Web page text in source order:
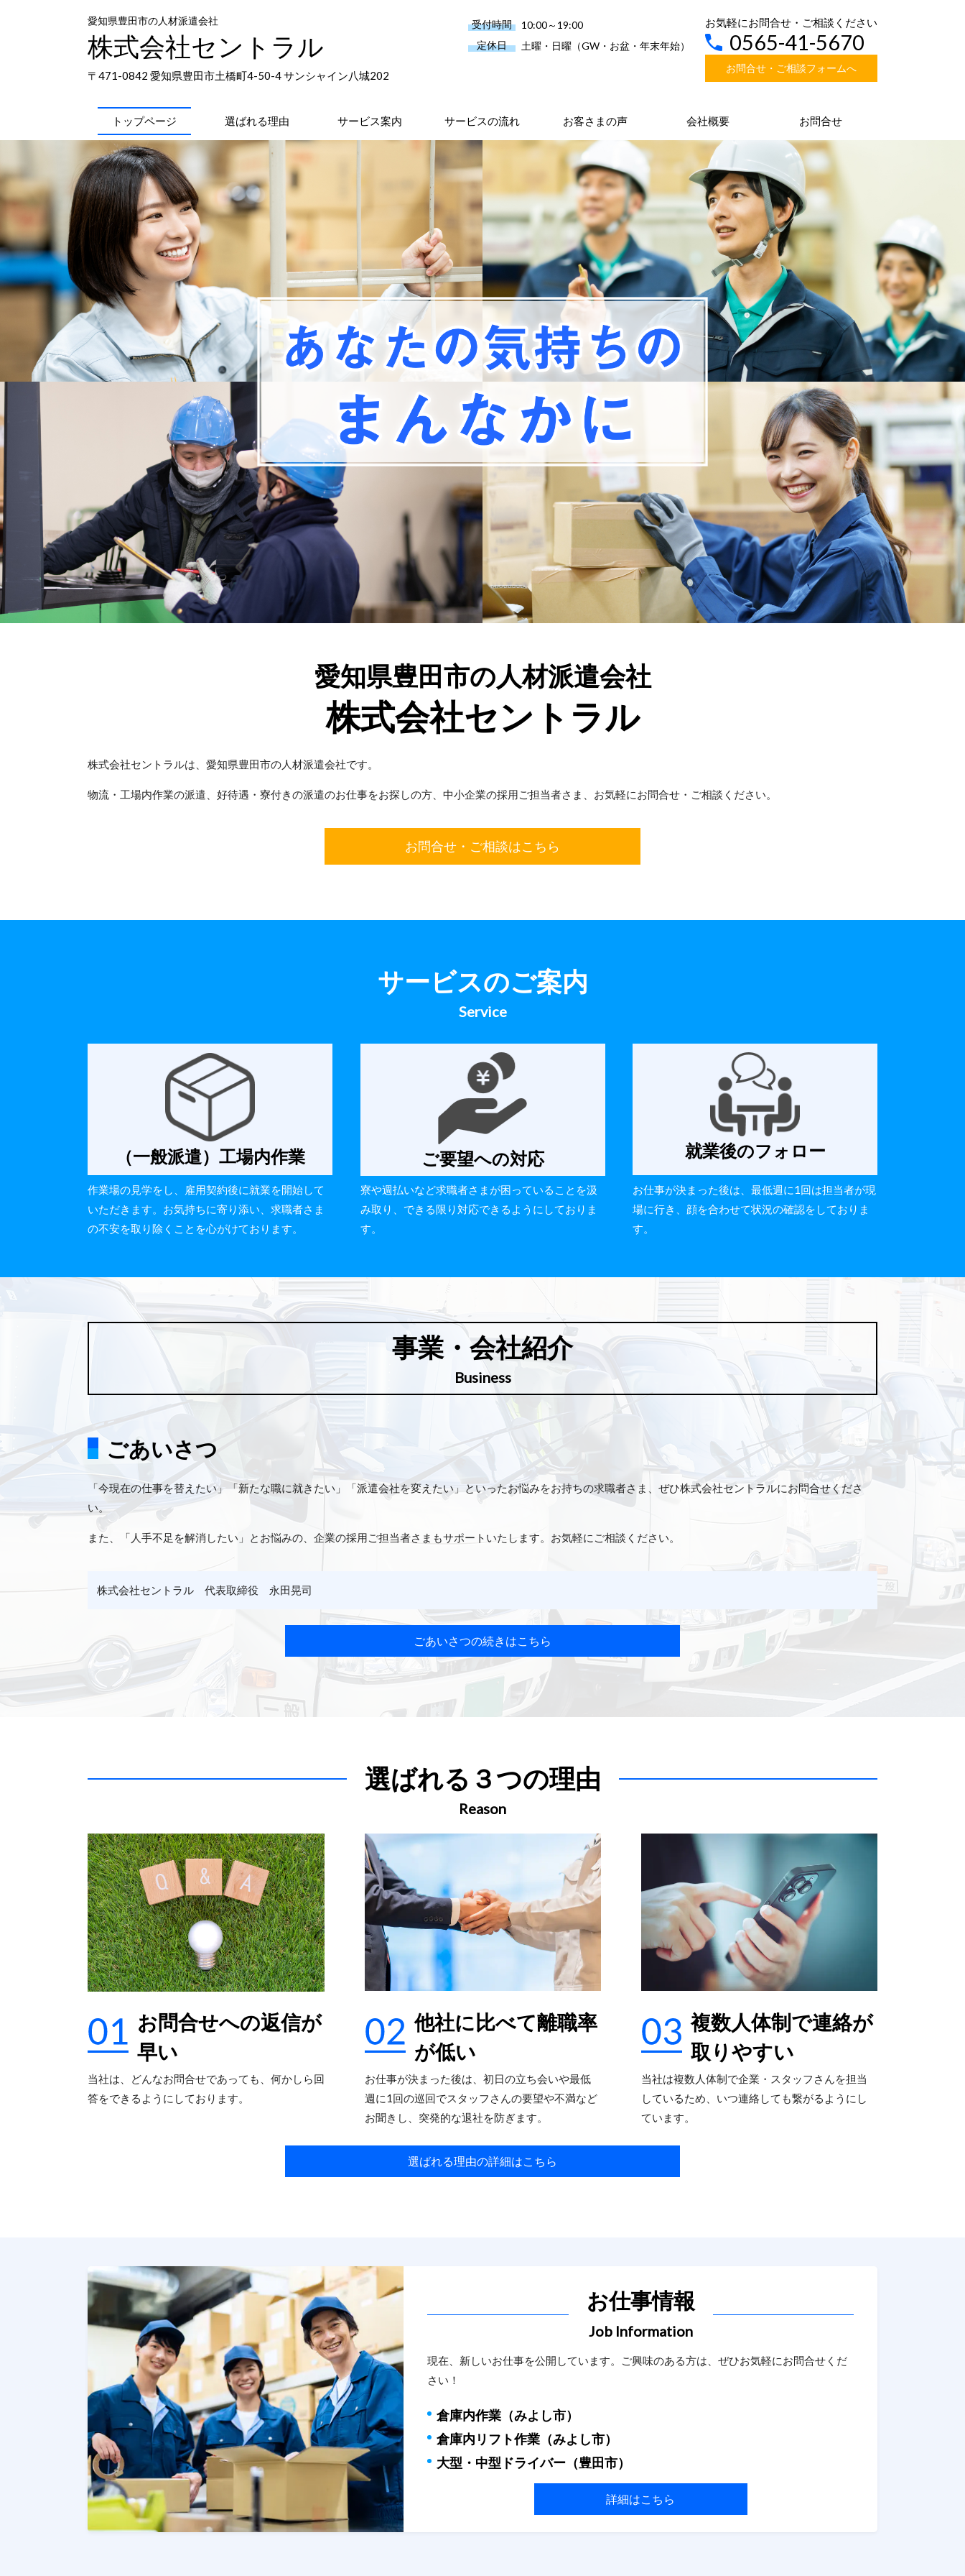
愛知県豊田市の人材派遣会社
株式会社セントラル
〒471-0842 愛知県豊田市土橋町4-50-4 サンシャイン八城202
受付時間
10:00～19:00
定休日
土曜・日曜（GW・お盆・年末年始）
お気軽にお問合せ・ご相談ください
0565-41-5670
お問合せ・ご相談フォームへ
トップページ 選ばれる理由 サービス案内 サービスの流れ お客さまの声 会社概要 お問合せ
愛知県豊田市の人材派遣会社
株式会社セントラル
株式会社セントラルは、愛知県豊田市の人材派遣会社です。
物流・工場内作業の派遣、好待遇・寮付きの派遣のお仕事をお探しの方、中小企業の採用ご担当者さま、お気軽にお問合せ・ご相談ください。
お問合せ・ご相談はこちら
サービスのご案内
Service
（一般派遣）工場内作業
作業場の見学をし、雇用契約後に就業を開始して
いただきます。お気持ちに寄り添い、求職者さま
の不安を取り除くことを心がけております。
ご要望への対応
寮や週払いなど求職者さまが困っていることを汲
み取り、できる限り対応できるようにしておりま
す。
就業後のフォロー
お仕事が決まった後は、最低週に1回は担当者が現
場に行き、顔を合わせて状況の確認をしておりま
す。
事業・会社紹介
Business
ごあいさつ
「今現在の仕事を替えたい」「新たな職に就きたい」「派遣会社を変えたい」といったお悩みをお持ちの求職者さま、ぜひ株式会社セントラルにお問合せくださ
い。
また、「人手不足を解消したい」とお悩みの、企業の採用ご担当者さまもサポートいたします。お気軽にご相談ください。
株式会社セントラル 代表取締役 永田晃司
ごあいさつの続きはこちら
選ばれる３つの理由
Reason
お問合せへの返信が
早い
当社は、どんなお問合せであっても、何かしら回
答をできるようにしております。
他社に比べて離職率
が低い
お仕事が決まった後は、初日の立ち会いや最低
週に1回の巡回でスタッフさんの要望や不満など
お聞きし、突発的な退社を防ぎます。
複数人体制で連絡が
取りやすい
当社は複数人体制で企業・スタッフさんを担当
しているため、いつ連絡しても繋がるようにし
ています。
選ばれる理由の詳細はこちら
お仕事情報
Job Information
現在、新しいお仕事を公開しています。ご興味のある方は、ぜひお気軽にお問合せくだ
さい！
倉庫内作業（みよし市）
倉庫内リフト作業（みよし市）
大型・中型ドライバー（豊田市）
詳細はこちら